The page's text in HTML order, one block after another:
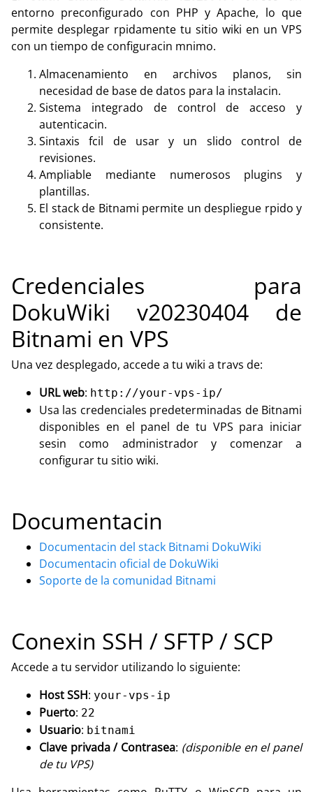
entorno preconfigurado con PHP y Apache, lo que
permite desplegar rpidamente tu sitio wiki en un VPS
con un tiempo de configuracin mnimo.
Almacenamiento en archivos planos, sin
necesidad de base de datos para la instalacin.
Sistema integrado de control de acceso y
autenticacin.
Sintaxis fcil de usar y un slido control de
revisiones.
Ampliable mediante numerosos plugins y
plantillas.
El stack de Bitnami permite un despliegue rpido y
consistente.
Credenciales para
DokuWiki v20230404 de
Bitnami en VPS
Una vez desplegado, accede a tu wiki a travs de:
URL web: http://your-vps-ip/
Usa las credenciales predeterminadas de Bitnami
disponibles en el panel de tu VPS para iniciar
sesin como administrador y comenzar a
configurar tu sitio wiki.
Documentacin
Documentacin del stack Bitnami DokuWiki
Documentacin oficial de DokuWiki
Soporte de la comunidad Bitnami
Conexin SSH / SFTP / SCP
Accede a tu servidor utilizando lo siguiente:
Host SSH: your-vps-ip
Puerto: 22
Usuario: bitnami
Clave privada / Contrasea: (disponible en el panel
de tu VPS)